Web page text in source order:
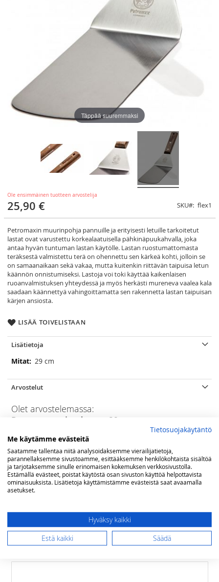
Ole ensimmäinen tuotteen arvostelija
25,90 € SKU flex1
Petromaxin muurinpohja pannuille ja erityisesti letuille tarkoitetut
lastat ovat varustettu korkealaatuisella pähkinäpuukahvalla, joka
antaa hyvän tuntuman lastan käytölle. Lastan ruostumattomasta
teräksestä valmistettu terä on ohennettu sen kärkeä kohti, jolloin se
on samaanaikaan sekä vakaa, mutta kuitenkin riittävän taipuisa letun
käännön onnistumiseksi. Lastoja voi toki käyttää kaikenlaisen
ruoanvalmistuksen yhteydessä ja myös herkästi mureneva vaalea kala
saadaan käännettyä vahingoittamatta sen rakennetta lastan taipuisan
kärjen ansiosta.
LISÄÄ TOIVELISTAAN
Täppää suuremmaksi
Lisätietoja
Lisätietoja29 cm
Arvostelut
Olet arvostelemassa:
Petromax paistolasta - 29 cm
Arviosi
Rating
1
star
2
stars
3
stars
4
stars
5
stars
Nimimerkki
Tietosuojakäytäntö
Me käytämme evästeitä
Saatamme tallentaa niitä analysoidaksemme vierailijatietoja,
parannellaksemme sivustoamme, esittääksemme henkilökohtaista sisältöä
ja tarjotaksemme sinulle erinomaisen kokemuksen verkkosivustolla.
Estämällä evästeet, poistat käytöstä osan sivuston käyttöä helpottavista
ominaisuuksista. Lisätietoja käyttämistämme evästeistä saat avaamalla
asetukset.
Hyväksy kaikki
Estä kaikki Säädä